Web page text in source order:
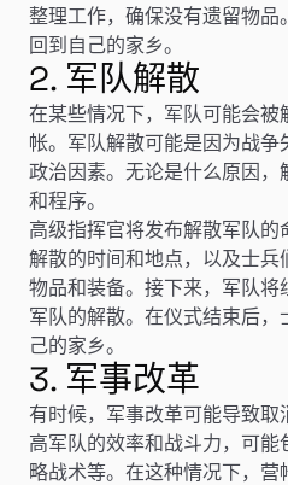
整理工作，确保没有遗留物品
回到自己的家乡。
2. 军队解散
在某些情况下，军队可能会被
帐。军队解散可能是因为战
政治因素。无论是什么原因
和程序。
高级指挥官将发布解散军队
解散的时间和地点，以及士兵
物品和装备。接下来，军队
军队的解散。在仪式结束后
己的家乡。
3. 军事改革
有时候，军事改革可能导致
高军队的效率和战斗力，可
略战术等。在这种情况下，